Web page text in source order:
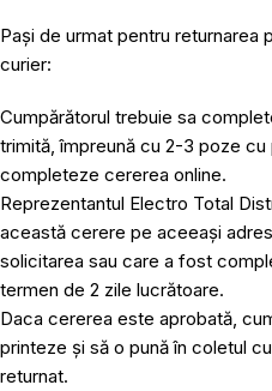
Pași de urmat pentru returnarea
curier:
Cumpărătorul trebuie sa
trimită, împreună cu 2-3 poze cu
completeze cererea online.
Reprezentantul Electro Total
această cerere pe aceeași
solicitarea sau care a fost
termen de 2 zile lucrătoare.
Daca cererea este aprobată,
printeze și să o pună în coletul
returnat.